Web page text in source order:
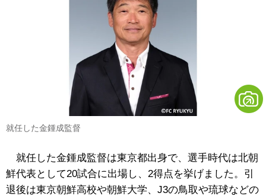
就任した金鍾成監督
就任した金鍾成監督は東京都出身で、選手時代は北朝
鮮代表として20試合に出場し、2得点を挙げました。引
退後は東京朝鮮高校や朝鮮大学、J3の鳥取や琉球などの